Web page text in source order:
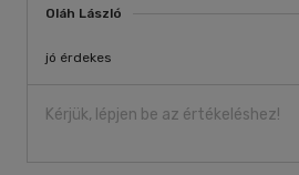
Oláh László
jó érdekes
Kérjük, lépjen be az értékeléshez!